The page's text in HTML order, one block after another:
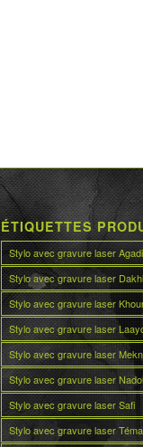
ÉTIQUETTES
Stylo avec gravure laser
Stylo avec gravure laser
Stylo avec gravure laser
Stylo avec gravure laser
Stylo avec gravure laser
Stylo avec gravure laser
Stylo avec gravure laser Safi
Stylo avec gravure laser